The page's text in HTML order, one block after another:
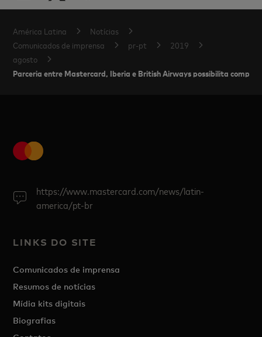
América Latina
Notícias
Comunicados de imprensa
pr-pt
2019
agosto
Parceria entre Mastercard, Iberia e British Airways possibilita compra
https://www.mastercard.com/news/latin-
america/pt-br
LINKS DO SITE
Comunicados de imprensa
Resumos de notícias
Mídia kits digitais
Biografias